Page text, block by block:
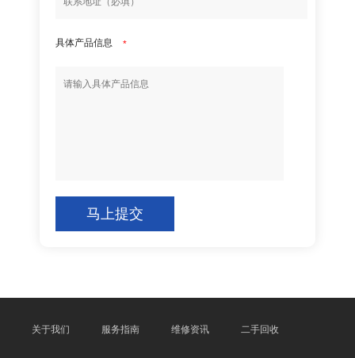
具体产品信息 *
马上提交
关于我们 服务指南 维修资讯 二手回收